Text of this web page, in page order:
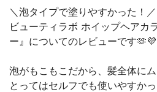
＼泡タイプで塗りやすかった！／
ビューティラボ ホイップヘアカ
ー』についてのレビューです🫶💜
泡がもこもこだから、髪全体に
とってはセルフでも使いやすか